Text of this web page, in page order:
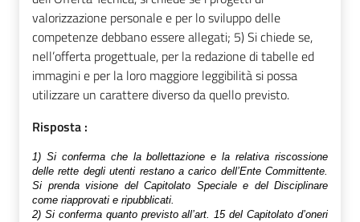
valorizzazione personale e per lo sviluppo delle
competenze debbano essere allegati; 5) Si chiede se,
nell’offerta progettuale, per la redazione di tabelle ed
immagini e per la loro maggiore leggibilità si possa
utilizzare un carattere diverso da quello previsto.
Risposta :
1) Si conferma che labollettazione e la relativa riscossione
delle rette degli utenti restano a carico dell’Ente Committente.
Si prenda visione del Capitolato Speciale e del Disciplinare
come riapprovati e ripubblicati.
2) Si conferma quanto previsto all’art. 15 del Capitolato d’oneri